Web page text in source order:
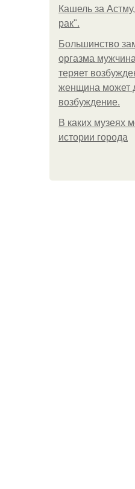
Кашель за
рак".
Большинство
оргазма
теряет
женщина может
возбуждение.
В каких музеях
истории города